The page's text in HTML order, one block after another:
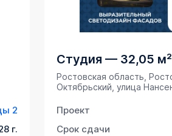
2
г.
Студия — 32,05 м²
Ростовская область,
Октябрьский, улица
Проект
Срок сдачи